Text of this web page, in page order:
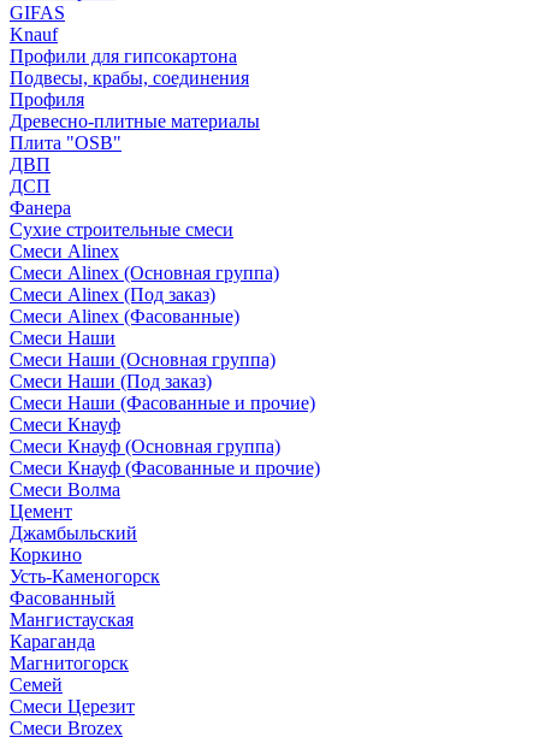
GIFAS
Knauf
Профили для гипсокартона
Подвесы, крабы, соединения
Профиля
Древесно-плитные материалы
Плита "OSB"
ДВП
ДСП
Фанера
Сухие строительные смеси
Смеси Alinex
Смеси Alinex (Основная группа)
Смеси Alinex (Под заказ)
Смеси Alinex (Фасованные)
Смеси Наши
Смеси Наши (Основная группа)
Смеси Наши (Под заказ)
Смеси Наши (Фасованные и прочие)
Смеси Кнауф
Смеси Кнауф (Основная группа)
Смеси Кнауф (Фасованные и прочие)
Смеси Волма
Цемент
Джамбыльский
Коркино
Усть-Каменогорск
Фасованный
Мангистауская
Караганда
Магнитогорск
Семей
Смеси Церезит
Смеси Brozex